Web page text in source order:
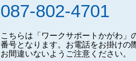
087-802-4701
こちらは「ワークサポートかがわ」
番号となります。お電話をお掛けの
お間違いないようご注意ください。